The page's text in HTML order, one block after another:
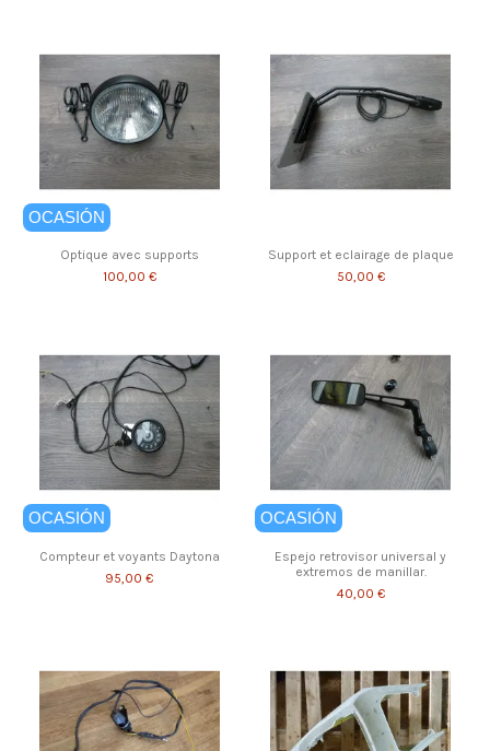
OCASIÓN
Optique avec supports
100,00 €
Support et eclairage de plaque
50,00 €
OCASIÓN
Compteur et voyants Daytona
95,00 €
OCASIÓN
Espejo retrovisor universal y
extremos de manillar.
40,00 €